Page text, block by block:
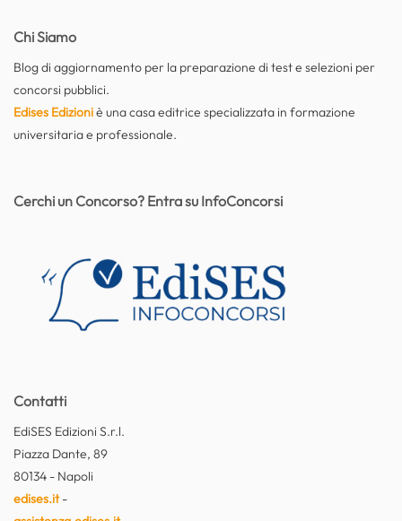
Chi Siamo
Blog di aggiornamento per la preparazione di test e selezioni per
concorsi pubblici.
Edises Edizioniè una casa editrice specializzata in formazione
universitaria e professionale.
Contatti
EdiSES Edizioni S.r.l.
Piazza Dante, 89
80134 - Napoli
edises.it-
Cerchi un Concorso? Entra su InfoConcorsi